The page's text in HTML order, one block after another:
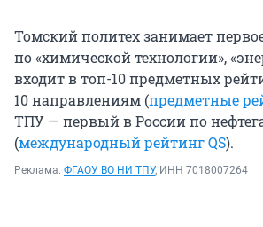
Томский политех занимает
по «химической технологии»,
входит в топ-10 предметных
10 направлениям (предметные
ТПУ — первый в России по
(международный рейтинг QS).
Реклама. ФГАОУ ВО НИ ТПУ, ИНН 7018007264